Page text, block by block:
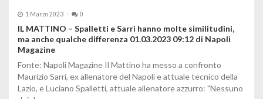
1 Marzo 2023 0
IL MATTINO – Spalletti e Sarri hanno molte similitudini,
ma anche qualche differenza 01.03.2023 09:12 di Napoli
Magazine
Fonte: Napoli Magazine Il Mattino ha messo a confronto
Maurizio Sarri, ex allenatore del Napoli e attuale tecnico della
Lazio, e Luciano Spalletti, attuale allenatore azzurro: "Nessuno